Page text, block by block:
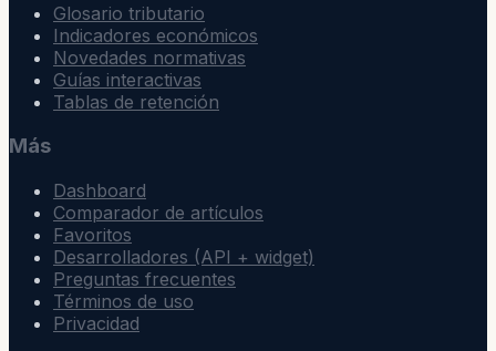
Glosario tributario
Indicadores económicos
Novedades normativas
Guías interactivas
Tablas de retención
Más
Dashboard
Comparador de artículos
Favoritos
Desarrolladores (API + widget)
Preguntas frecuentes
Términos de uso
Privacidad